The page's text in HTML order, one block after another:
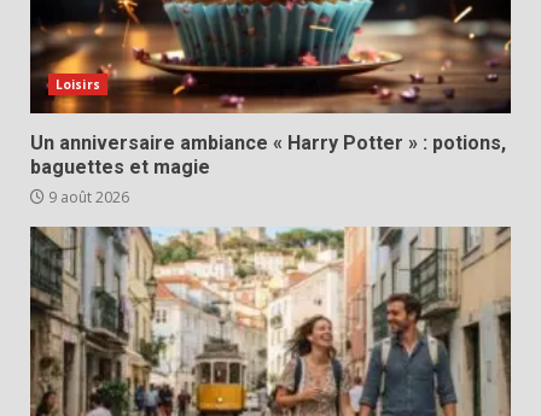
Loisirs
Un anniversaire ambiance « Harry Potter » : potions,
baguettes et magie
9 août 2026